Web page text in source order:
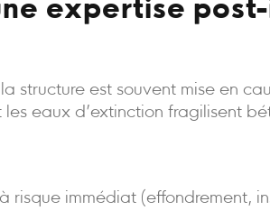
expertise
structure est souvent mise en
eaux d’extinction fragilisent
risque immédiat (effondrement,